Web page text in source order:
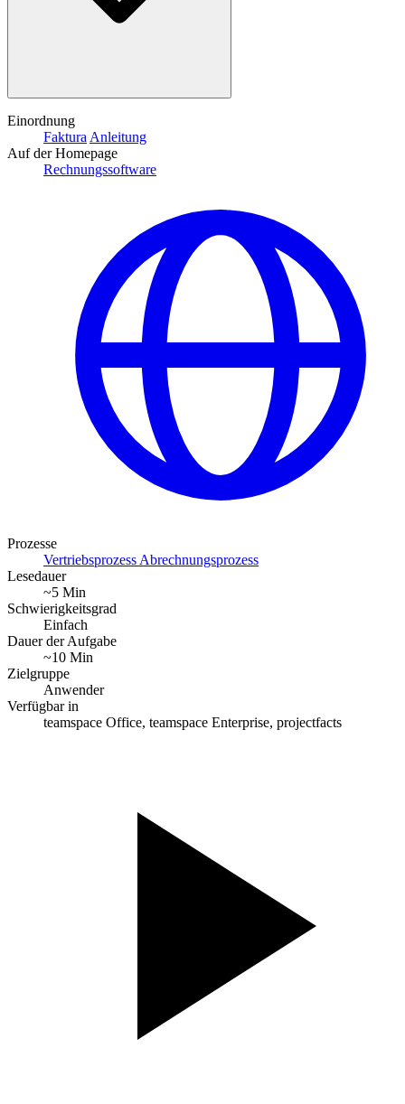
Einordnung
Faktura Anleitung
Auf der Homepage
Rechnungssoftware
Prozesse
Vertriebsprozess Abrechnungsprozess
Lesedauer
~5 Min
Schwierigkeitsgrad
Einfach
Dauer der Aufgabe
~10 Min
Zielgruppe
Anwender
Verfügbar in
teamspace Office, teamspace Enterprise, projectfacts